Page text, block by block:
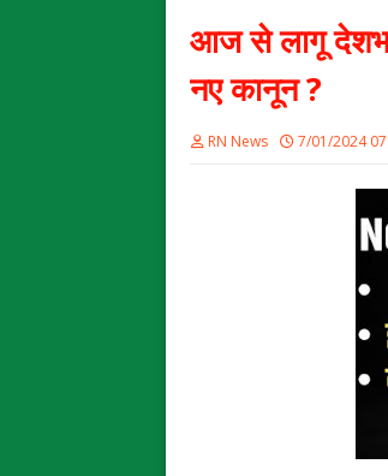
आज से लागू
नए कानून ?
RN News 7/01/2024